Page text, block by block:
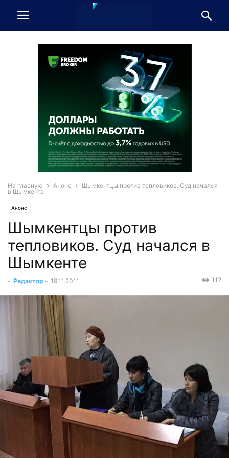
На главную Анонс
Шымкентцы против тепловиков. Суд начался
в Шымкенте
Анонс
Шымкентцы против
тепловиков. Суд начался в
Шымкенте
- Редактор - 19.11.2011 112